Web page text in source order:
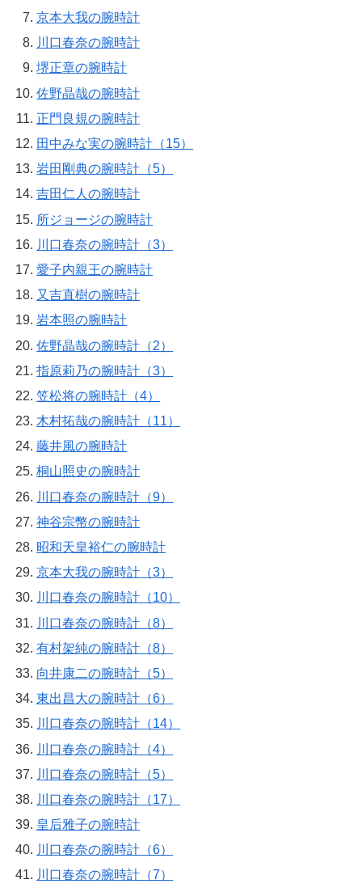
京本大我の腕時計
川口春奈の腕時計
堺正章の腕時計
佐野晶哉の腕時計
正門良規の腕時計
田中みな実の腕時計（15）
岩田剛典の腕時計（5）
吉田仁人の腕時計
所ジョージの腕時計
川口春奈の腕時計（3）
愛子内親王の腕時計
又吉直樹の腕時計
岩本照の腕時計
佐野晶哉の腕時計（2）
指原莉乃の腕時計（3）
笠松将の腕時計（4）
木村拓哉の腕時計（11）
藤井風の腕時計
桐山照史の腕時計
川口春奈の腕時計（9）
神谷宗幣の腕時計
昭和天皇裕仁の腕時計
京本大我の腕時計（3）
川口春奈の腕時計（10）
川口春奈の腕時計（8）
有村架純の腕時計（8）
向井康二の腕時計（5）
東出昌大の腕時計（6）
川口春奈の腕時計（14）
川口春奈の腕時計（4）
川口春奈の腕時計（5）
川口春奈の腕時計（17）
皇后雅子の腕時計
川口春奈の腕時計（6）
川口春奈の腕時計（7）